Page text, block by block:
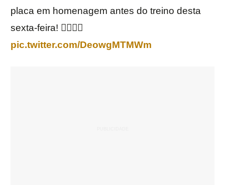
placa em homenagem antes do treino desta
sexta-feira! 👌🏼💪🏼
pic.twitter.com/DeowgMTMWm